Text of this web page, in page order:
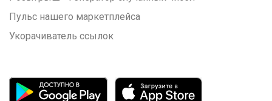
Пульс нашего маркетплейса
Укорачиватель ссылок